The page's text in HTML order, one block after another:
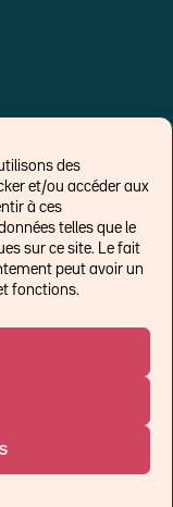
des
et/ou accéder aux
à ces
telles que le
sur ce site. Le fait
peut avoir un
fonctions.